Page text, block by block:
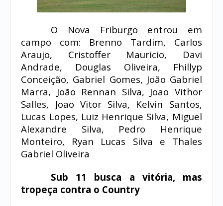
O Nova Friburgo entrou em
campo com: Brenno Tardim, Carlos
Araujo, Cristoffer Mauricio, Davi
Andrade, Douglas Oliveira, Fhillyp
Conceição, Gabriel Gomes, João Gabriel
Marra, João Rennan Silva, Joao Vithor
Salles, Joao Vitor Silva, Kelvin Santos,
Lucas Lopes, Luiz Henrique Silva, Miguel
Alexandre Silva, Pedro Henrique
Monteiro, Ryan Lucas Silva e Thales
Gabriel Oliveira
Sub 11 busca a vitória, mas
tropeça contra o Country